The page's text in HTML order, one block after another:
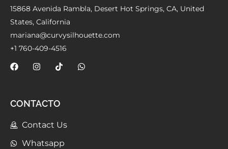
15868 Avenida Rambla, Desert Hot Springs, CA, United
States, California
mariana@curvysilhouette.com
+1 760-409-4516
CONTACTO
Contact Us
Whatsapp